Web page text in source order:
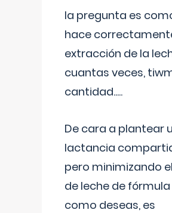
la pregunta es
hace
extracción de la
cuantas veces,
cantidad.....
De cara a plantear
lactancia
pero minimizando
de leche de fórmula
como deseas, es